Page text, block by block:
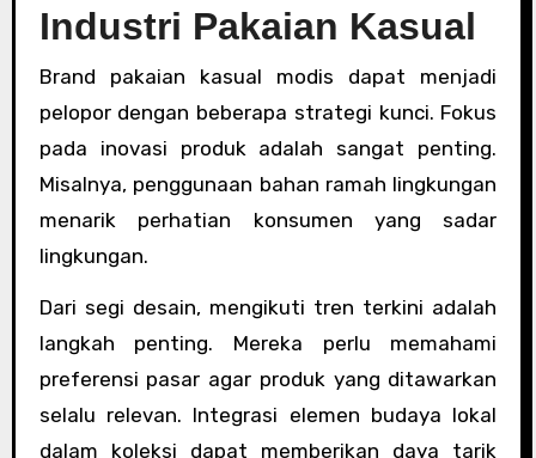
Industri Pakaian Kasual
Brand pakaian kasual modis dapat menjadi
pelopor dengan beberapa strategi kunci. Fokus
pada inovasi produk adalah sangat penting.
Misalnya, penggunaan bahan ramah lingkungan
menarik perhatian konsumen yang sadar
lingkungan.
Dari segi desain, mengikuti tren terkini adalah
langkah penting. Mereka perlu memahami
preferensi pasar agar produk yang ditawarkan
selalu relevan. Integrasi elemen budaya lokal
dalam koleksi dapat memberikan daya tarik